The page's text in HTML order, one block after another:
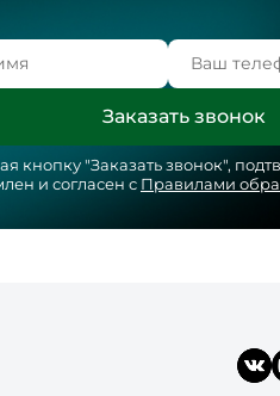
кнопку "Заказать звонок",
и согласен с Правилами